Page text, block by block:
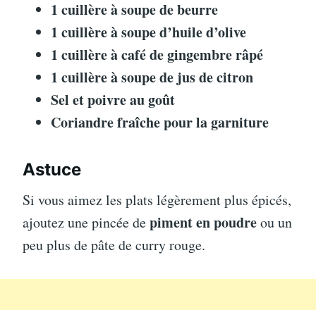
1 cuillère à soupe de beurre
1 cuillère à soupe d’huile d’olive
1 cuillère à café de gingembre râpé
1 cuillère à soupe de jus de citron
Sel et poivre au goût
Coriandre fraîche pour la garniture
Astuce
Si vous aimez les plats légèrement plus épicés,
ajoutez une pincée depiment en poudreou un
peu plus de pâte de curry rouge.